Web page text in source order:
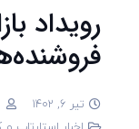
رویداد
تیر 6, 1402